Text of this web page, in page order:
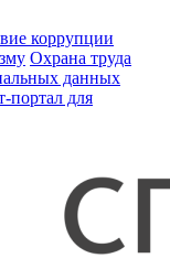
коррупции
Охрана труда
данных
портал для